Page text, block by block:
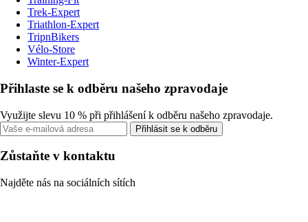
Trek-Expert
Triathlon-Expert
TripnBikers
Vélo-Store
Winter-Expert
Přihlaste se k odběru našeho zpravodaje
Využijte slevu 10 % při přihlášení k odběru našeho zpravodaje.
Přihlásit se k odběru
Zůstaňte v kontaktu
Najděte nás na sociálních sítích